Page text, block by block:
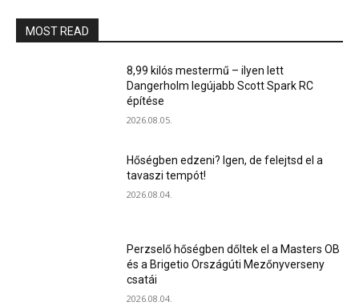
MOST READ
8,99 kilós mestermű – ilyen lett
Dangerholm legújabb Scott Spark RC
építése
2026.08.05.
Hőségben edzeni? Igen, de felejtsd el a
tavaszi tempót!
2026.08.04.
Perzselő hőségben dőltek el a Masters OB
és a Brigetio Országúti Mezőnyverseny
csatái
2026.08.04.